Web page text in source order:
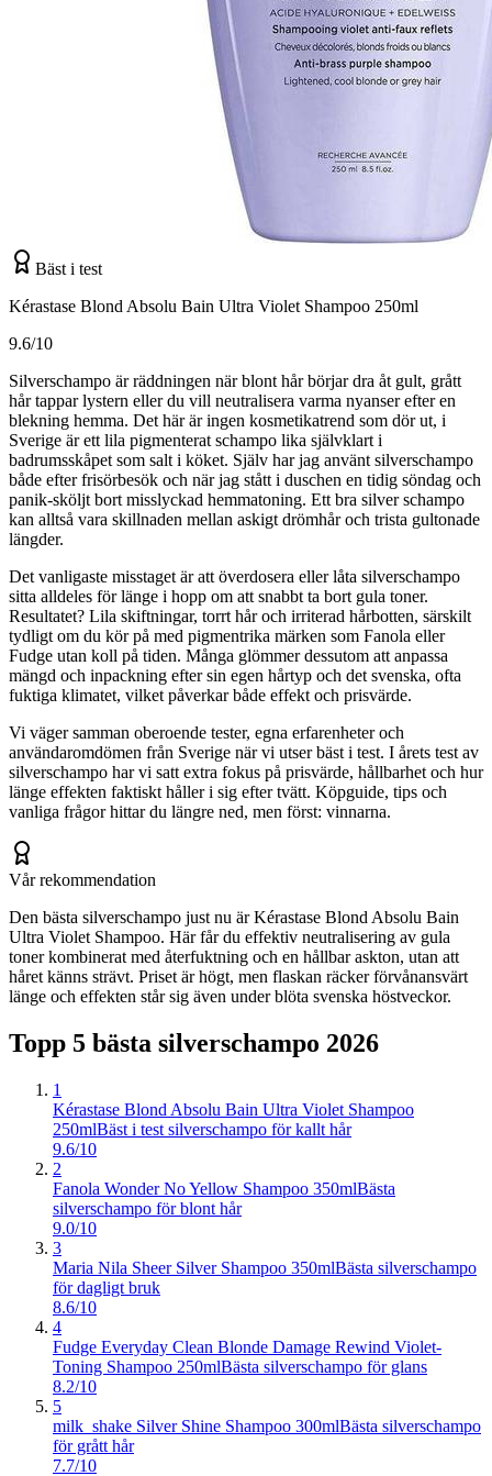
Bäst i test
Kérastase Blond Absolu Bain Ultra Violet Shampoo 250ml
9.6/10
Silverschampo är räddningen när blont hår börjar dra åt gult, grått
hår tappar lystern eller du vill neutralisera varma nyanser efter en
blekning hemma. Det här är ingen kosmetikatrend som dör ut, i
Sverige är ett lila pigmenterat schampo lika självklart i
badrumsskåpet som salt i köket. Själv har jag använt silverschampo
både efter frisörbesök och när jag stått i duschen en tidig söndag och
panik-sköljt bort misslyckad hemmatoning. Ett bra silver schampo
kan alltså vara skillnaden mellan askigt drömhår och trista gultonade
längder.
Det vanligaste misstaget är att överdosera eller låta silverschampo
sitta alldeles för länge i hopp om att snabbt ta bort gula toner.
Resultatet? Lila skiftningar, torrt hår och irriterad hårbotten, särskilt
tydligt om du kör på med pigmentrika märken som Fanola eller
Fudge utan koll på tiden. Många glömmer dessutom att anpassa
mängd och inpackning efter sin egen hårtyp och det svenska, ofta
fuktiga klimatet, vilket påverkar både effekt och prisvärde.
Vi väger samman oberoende tester, egna erfarenheter och
användaromdömen från Sverige när vi utser bäst i test. I årets test av
silverschampo har vi satt extra fokus på prisvärde, hållbarhet och hur
länge effekten faktiskt håller i sig efter tvätt. Köpguide, tips och
vanliga frågor hittar du längre ned, men först: vinnarna.
Vår rekommendation
Den bästa silverschampo just nu är Kérastase Blond Absolu Bain
Ultra Violet Shampoo. Här får du effektiv neutralisering av gula
toner kombinerat med återfuktning och en hållbar askton, utan att
håret känns strävt. Priset är högt, men flaskan räcker förvånansvärt
länge och effekten står sig även under blöta svenska höstveckor.
Topp 5 bästa silverschampo 2026
1
Kérastase Blond Absolu Bain Ultra Violet Shampoo
250mlBäst i test silverschampo för kallt hår
9.6/10
2
Fanola Wonder No Yellow Shampoo 350mlBästa
silverschampo för blont hår
9.0/10
3
Maria Nila Sheer Silver Shampoo 350mlBästa silverschampo
för dagligt bruk
8.6/10
4
Fudge Everyday Clean Blonde Damage Rewind Violet-
Toning Shampoo 250mlBästa silverschampo för glans
8.2/10
5
milk_shake Silver Shine Shampoo 300mlBästa silverschampo
för grått hår
7.7/10